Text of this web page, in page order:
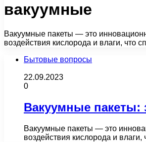
вакуумные
Вакуумные пакеты — это
воздействия кислорода и влаги, что
Бытовые вопросы
22.09.2023
0
Вакуумные пакеты:
Вакуумные пакеты — это
воздействия кислорода и